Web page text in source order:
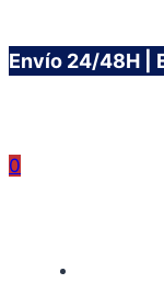
Saltar
Envío 24/48H |
0